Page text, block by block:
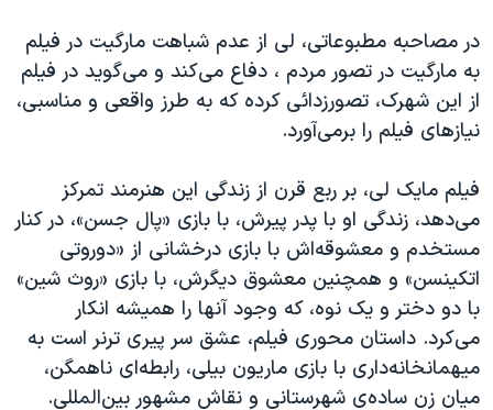
در مصاحبه مطبوعاتی، لی از عدم شباهت مارگیت در فیلم
به مارگیت در تصور مردم ، دفاع می‌کند و می‌‌گوید در فیلم
از این شهرک، تصورزدائی کرده که به طرز واقعی‌ و مناسبی،
نیازهای فیلم را برمی‌آورد.
فیلم مایک لی، بر ربع قرن از زندگی این هنرمند تمرکز
می‌دهد، زندگی او با پدر پیرش، با بازی «پال جسن»، در کنار
مستخدم و معشوقه‌اش با بازی درخشانی از «دوروتی
اتکینسن» و همچنین معشوق دیگرش،‌ با بازی «روث شین»
با دو دختر و یک نوه، که وجود آنها را همیشه انکار
می‌کرد. داستان محوری فیلم، عشق سر پیری ترنر است به
میهمانخانه‌داری با بازی ماریون بیلی، رابطه‌ای ناهمگن،
میان زن ساده‌ی شهرستانی و نقاش مشهور بین‌المللی.